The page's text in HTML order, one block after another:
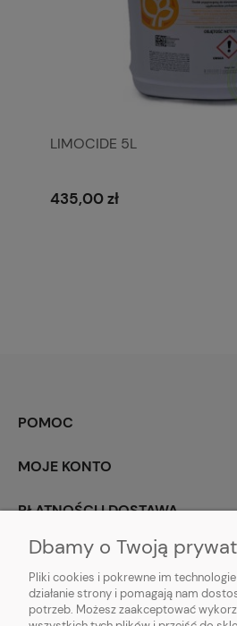
LIMOCIDE 5L
435,00 zł
POMOC
MOJE KONTO
PŁATNOŚCI I DOSTAWA
INFORMACJE
O NAS
Dbamy o Twoją
Pliki cookies i pokrewne im
działanie strony i pomagają nam
potrzeb. Możesz zaakceptować